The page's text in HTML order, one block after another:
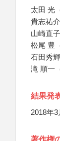
太田 光
貴志祐
山崎直
松尾 豊
石田秀
滝 順一
結果発
2018年
著作権